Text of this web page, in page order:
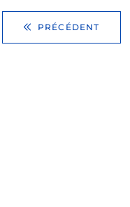
PRÉCÉDENT